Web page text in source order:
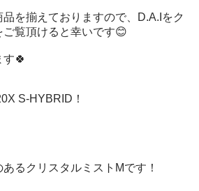
を揃えておりますので、D.A.Iをク
ご覧頂けると幸いです😊
🍀
S-HYBRID！
るクリスタルミストMです！